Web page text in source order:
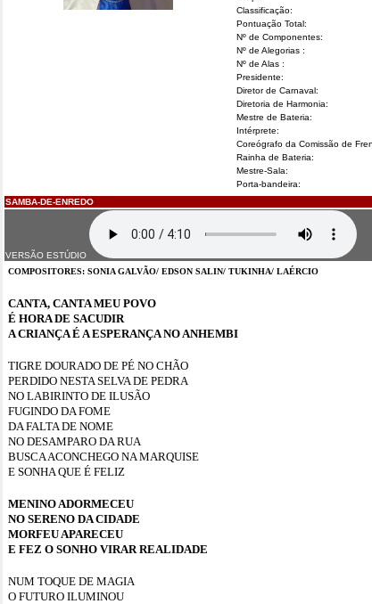
Classificação:
Pontuação Total:
Nº de Componentes:
Nº de Alegorias :
Nº de Alas :
Presidente:
Diretor de Carnaval:
Diretoria de Harmonia:
Mestre de Bateria:
Intérprete:
Coreógrafo da Comissão de
Rainha de Bateria:
Mestre-Sala:
Porta-bandeira:
SAMBA-DE-ENREDO
VERSÃO ESTÚDIO
COMPOSITORES: SONIA GALVÃO/ EDSON SALIN/ TUKINHA/ LAÉRCIO
CANTA, CANTA MEU POVO
É HORA DE SACUDIR
A CRIANÇA É A ESPERANÇA NO ANHEMBI
TIGRE DOURADO DE PÉ NO CHÃO
PERDIDO NESTA SELVA DE PEDRA
NO LABIRINTO DE ILUSÃO
FUGINDO DA FOME
DA FALTA DE NOME
NO DESAMPARO DA RUA
BUSCA ACONCHEGO NA MARQUISE
E SONHA QUE É FELIZ
MENINO ADORMECEU
NO SERENO DA CIDADE
MORFEU APARECEU
E FEZ O SONHO VIRAR REALIDADE
NUM TOQUE DE MAGIA
O FUTURO ILUMINOU